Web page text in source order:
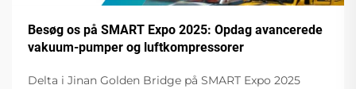
Besøg os på SMART Expo 2025: Opdag avancerede
vakuum-pumper og luftkompressorer
Delta i Jinan Golden Bridge på SMART Expo 2025